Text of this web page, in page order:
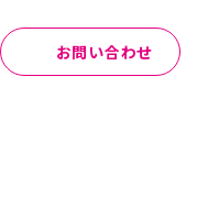
お問い合わせ